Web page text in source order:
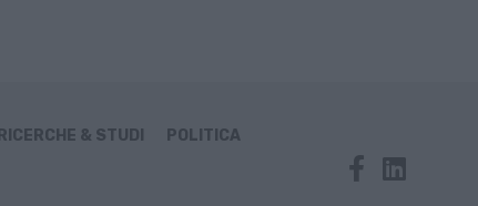
RICERCHE & STUDI
POLITICA